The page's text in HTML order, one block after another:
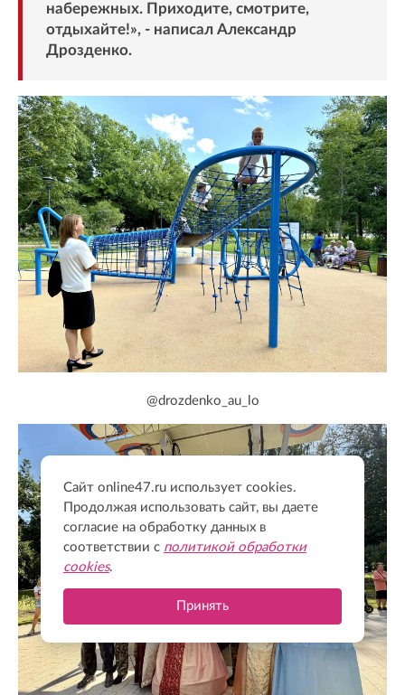
набережных. Приходите, смотрите,
отдыхайте!», - написал Александр
Дрозденко.
@drozdenko_au_lo
Сайт online47.ru использует cookies.
Продолжая использовать сайт, вы даете
согласие на обработку данных в
соответствии с политикой обработки
cookies.
Принять